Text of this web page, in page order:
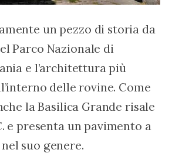
un pezzo di storia da
Parco Nazionale di
e l’architettura più
delle rovine. Come
la Basilica Grande risale
e presenta un pavimento a
suo genere.